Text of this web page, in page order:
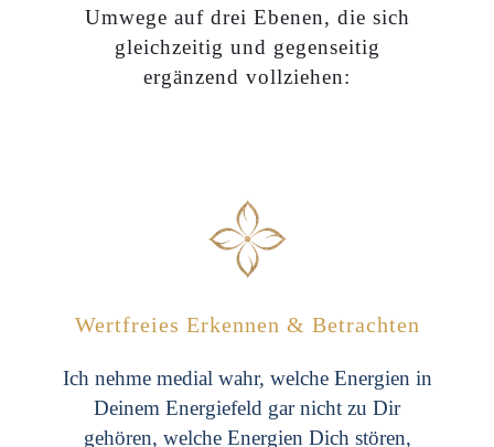
Umwege auf drei Ebenen, die sich
gleichzeitig und gegenseitig
ergänzend vollziehen:
Wertfreies Erkennen & Betrachten
Ich nehme medial wahr, welche Energien in
Deinem Energiefeld gar nicht zu Dir
gehören, welche Energien Dich stören,